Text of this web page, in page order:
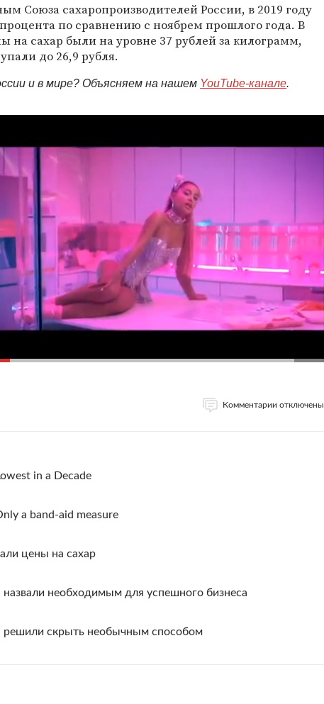
Союза сахаропроизводителей России, в 2019 году
по сравнению с ноябрем прошлого года. В
на сахар были на уровне 37 рублей за килограмм,
до 26,9 рубля.
и в мире? Объясняем на нашем YouTube-канале.
Комментарии отключены
in a Decade
a band-aid measure
цены на сахар
назвали необходимым для успешного бизнеса
решили скрыть необычным способом